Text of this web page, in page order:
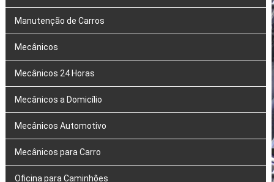
Manutenção de Carros
Mecânicos
Mecânicos 24 Horas
Mecânicos a Domicílio
Mecânicos Automotivo
Mecânicos para Carro
Oficina para Caminhões